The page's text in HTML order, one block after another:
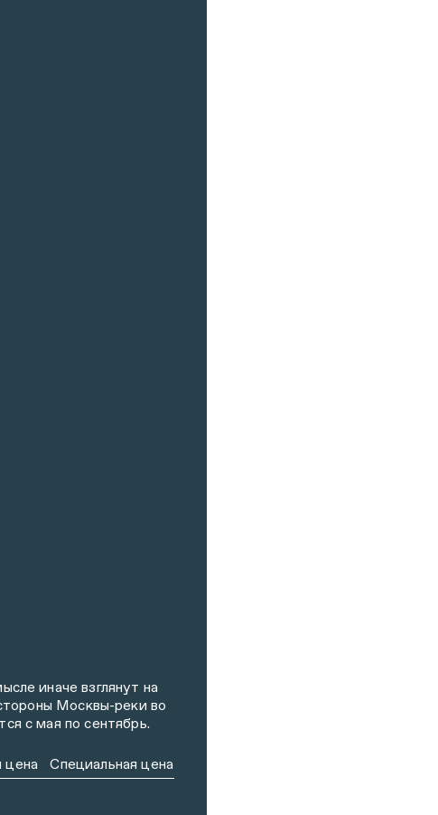
иначе взглянут на
Москвы-реки во
с мая по сентябрь.
цена
Специальная цена